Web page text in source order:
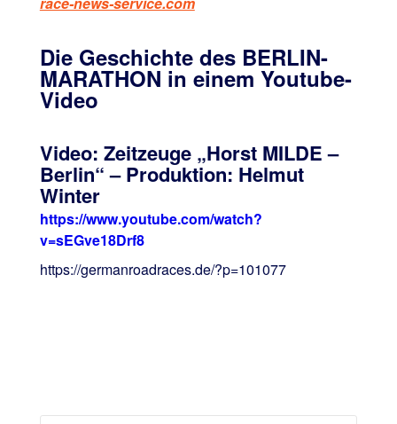
Die Geschichte des BERLIN-
MARATHON in einem Youtube-
Video
Video: Zeitzeuge „Horst MILDE –
Berlin“– Produktion: Helmut
Winter
https://www.youtube.com/watch?
v=sEGve18Drf8
https://germanroadraces.de/?p=101077